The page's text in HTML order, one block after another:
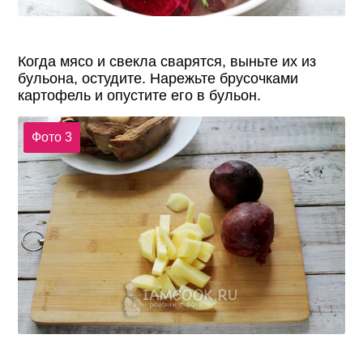
Когда мясо и свекла сварятся, выньте их из
бульона, остудите. Нарежьте брусочками
картофель и опустите его в бульон.
Фото 3